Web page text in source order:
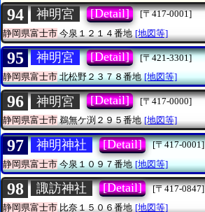
94 神明宮 [Detail]
[〒417-0001]
静岡県富士市 今泉１２１４番地 [地図等]
95 神明宮 [Detail]
[〒421-3301]
静岡県富士市北松野２３７８番地 [地図等]
96 神明宮 [Detail]
[〒417-0000]
静岡県富士市鵜無ケ渕２９５番地 [地図等]
97 神明神社 [Detail]
[〒417-0001]
静岡県富士市今泉１０９７番地 [地図等]
98 諏訪神社 [Detail]
[〒417-0847]
静岡県富士市 比奈１５０６番地 [地図等]